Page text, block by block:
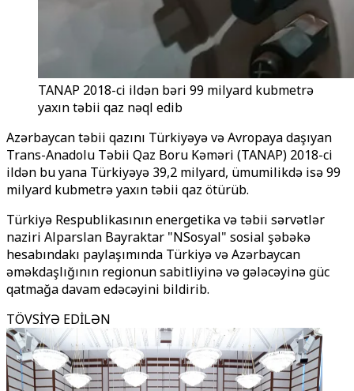
TANAP 2018-ci ildən bəri 99 milyard kubmetrə
yaxın təbii qaz nəql edib
Azərbaycan təbii qazını Türkiyəyə və Avropaya daşıyan
Trans-Anadolu Təbii Qaz Boru Kəməri (TANAP) 2018-ci
ildən bu yana Türkiyəyə 39,2 milyard, ümumilikdə isə 99
milyard kubmetrə yaxın təbii qaz ötürüb.
Türkiyə Respublikasının energetika və təbii sərvətlər
naziri Alparslan Bayraktar "NSosyal" sosial şəbəkə
hesabındakı paylaşımında Türkiyə və Azərbaycan
əməkdaşlığının regionun sabitliyinə və gələcəyinə güc
qatmağa davam edəcəyini bildirib.
TÖVSİYƏ EDİLƏN